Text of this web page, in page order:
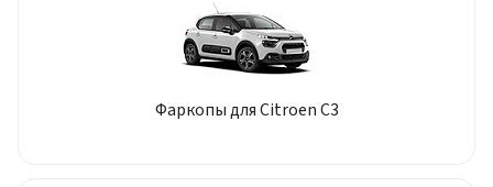
Фаркопы для Citroen C3